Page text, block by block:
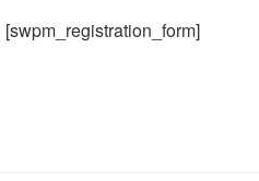
[swpm_registration_form]